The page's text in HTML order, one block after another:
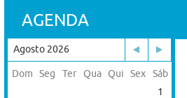
AGENDA
Agosto 2026
Dom Seg Ter Qua Qui Sex
Sáb
1